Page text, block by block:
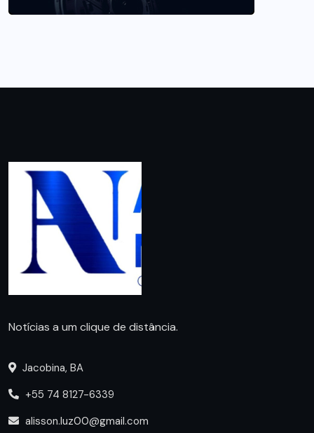
Notícias a um clique de distância.
Jacobina, BA
+55 74 8127-6339
alisson.luz00@gmail.com